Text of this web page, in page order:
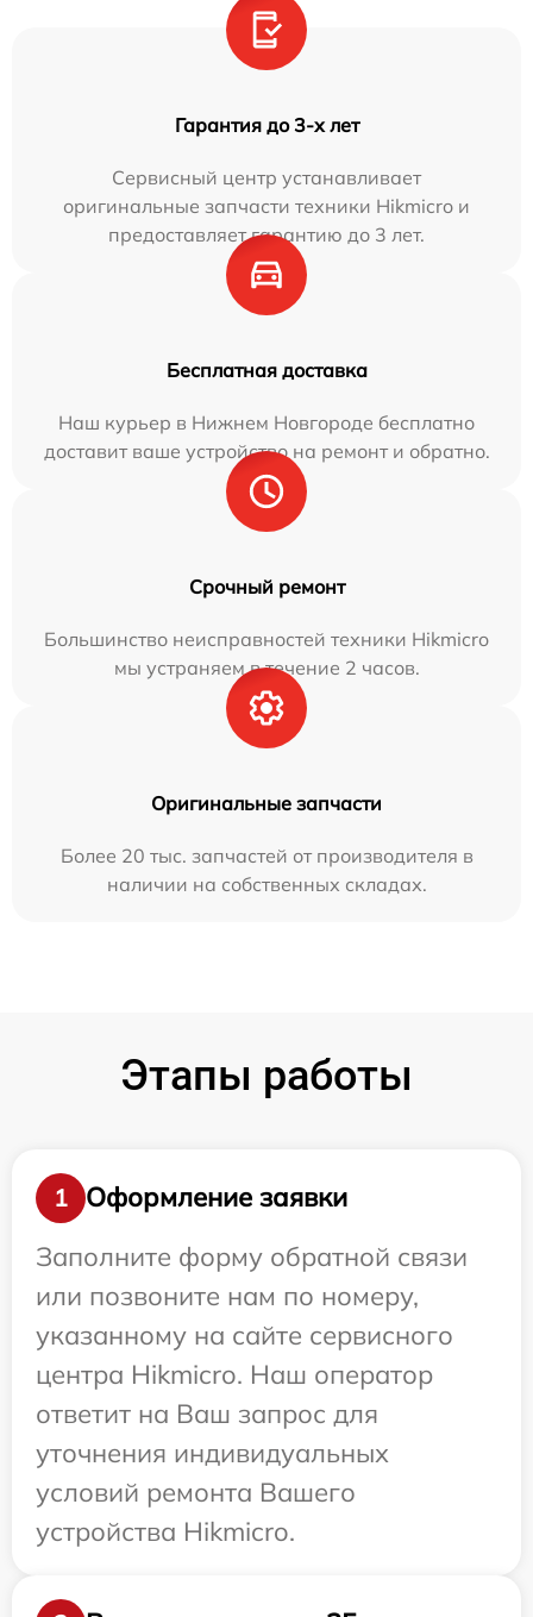
Гарантия до 3-х лет
Сервисный центр устанавливает
оригинальные запчасти техники Hikmicro и
предоставляет гарантию до 3 лет.
Бесплатная доставка
Наш курьер в Нижнем Новгороде бесплатно
доставит ваше устройство на ремонт и обратно.
Срочный ремонт
Большинство неисправностей техники Hikmicro
мы устраняем в течение 2 часов.
Оригинальные запчасти
Более 20 тыс. запчастей от производителя в
наличии на собственных складах.
Этапы работы
1
Оформление заявки
Заполните форму обратной связи
или позвоните нам по номеру,
указанному на сайте сервисного
центра Hikmicro. Наш оператор
ответит на Ваш запрос для
уточнения индивидуальных
условий ремонта Вашего
устройства Hikmicro.